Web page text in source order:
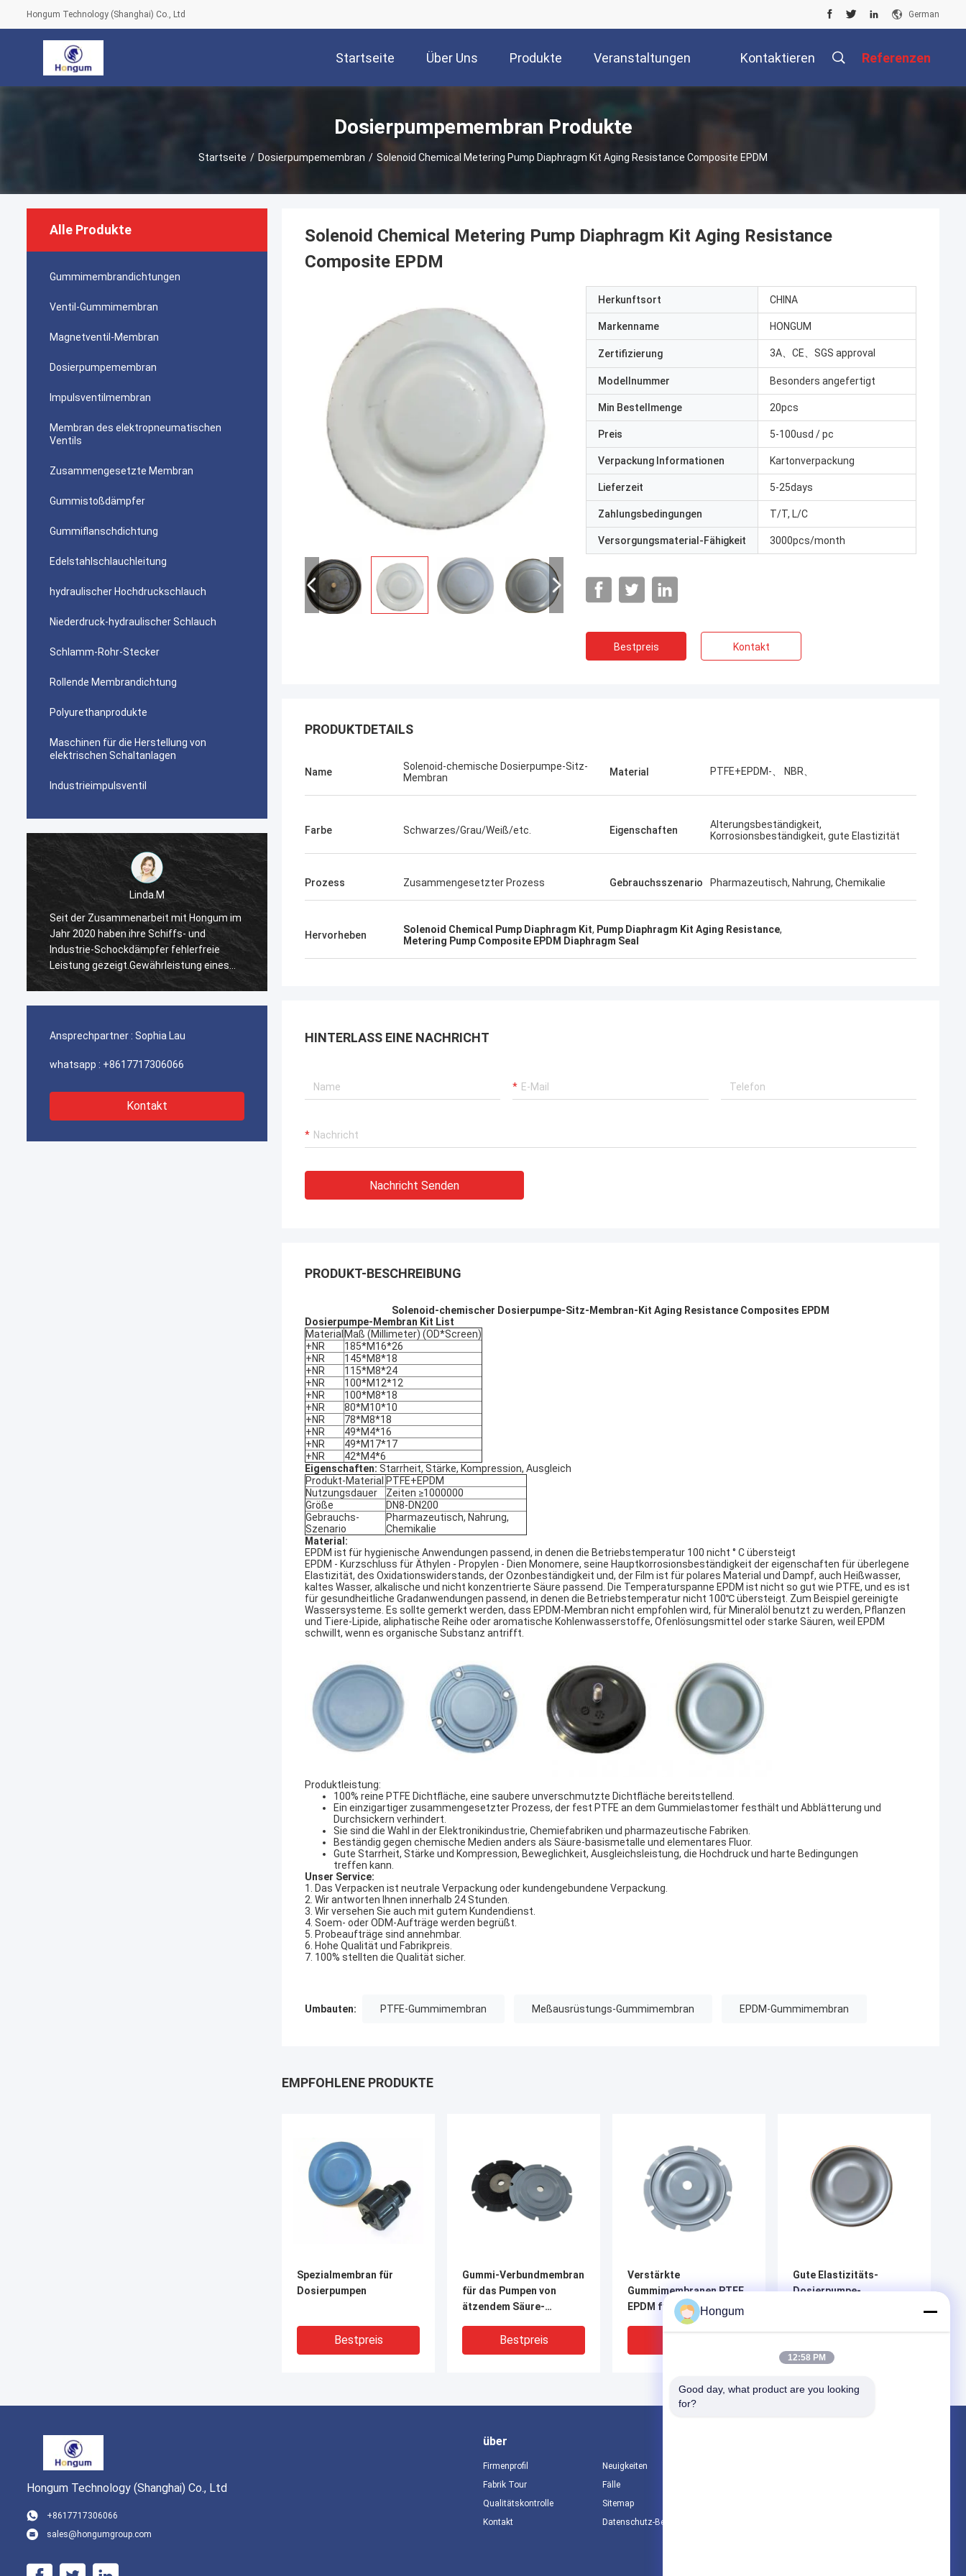
Hongum Technology (Shanghai) Co., Ltd German
Startseite Über Uns Produkte Veranstaltungen Kontaktieren Referenzen
Dosierpumpemembran Produkte
Startseite / Dosierpumpemembran / Solenoid Chemical Metering Pump Diaphragm Kit Aging Resistance Composite EPDM
Alle Produkte
Gummimembrandichtungen
Ventil-Gummimembran
Magnetventil-Membran
Dosierpumpemembran
Impulsventilmembran
Membran des elektropneumatischen
Ventils
Zusammengesetzte Membran
Gummistoßdämpfer
Gummiflanschdichtung
Edelstahlschlauchleitung
hydraulischer Hochdruckschlauch
Niederdruck-hydraulischer Schlauch
Schlamm-Rohr-Stecker
Rollende Membrandichtung
Polyurethanprodukte
Maschinen für die Herstellung von
elektrischen Schaltanlagen
Industrieimpulsventil
Linda.M
Seit der Zusammenarbeit mit Hongum im
Jahr 2020 haben ihre Schiffs- und
Industrie-Schockdämpfer fehlerfreie
Leistung gezeigt.Gewährleistung eines
ununterbrochenen Betriebs unserer
Jahr 2020 haben ihre Schiffs- und
Industrie-Schockdämpfer fehlerfreie
Ansprechpartner : Sophia Lau
whatsapp : +8617717306066
Kontakt
Solenoid Chemical Metering Pump Diaphragm Kit Aging Resistance
Composite EPDM
Herkunftsort CHINA
Markenname HONGUM
Zertifizierung 3A、CE、SGS approval
Modellnummer Besonders angefertigt
Min Bestellmenge 20pcs
Preis 5-100usd / pc
Verpackung Informationen Kartonverpackung
Lieferzeit 5-25days
Zahlungsbedingungen T/T, L/C
Versorgungsmaterial-Fähigkeit 3000pcs/month
Bestpreis Kontakt
PRODUKTDETAILS
Name
Solenoid-chemische Dosierpumpe-Sitz-
Membran
Material PTFE+EPDM-、 NBR、
Farbe Schwarzes/Grau/Weiß/etc. Eigenschaften
Alterungsbeständigkeit,
Korrosionsbeständigkeit, gute Elastizität
Prozess Zusammengesetzter Prozess Gebrauchsszenario Pharmazeutisch, Nahrung, Chemikalie
Hervorheben Solenoid Chemical Pump Diaphragm Kit, Pump Diaphragm Kit Aging Resistance,
Metering Pump Composite EPDM Diaphragm Seal
HINTERLASS EINE NACHRICHT
Nachricht Senden
PRODUKT-BESCHREIBUNG
Solenoid-chemischer Dosierpumpe-Sitz-Membran-Kit Aging Resistance Composites EPDM
Dosierpumpe-Membran Kit List
Material Maß (Millimeter) (OD*Screen)
+NR
185*M16*26
+NR
145*M8*18
+NR
115*M8*24
+NR
100*M12*12
+NR
100*M8*18
+NR
80*M10*10
+NR
78*M8*18
+NR
49*M4*16
+NR
49*M17*17
+NR
42*M4*6
Eigenschaften: Starrheit, Stärke, Kompression, Ausgleich
Produkt-Material PTFE+EPDM
Nutzungsdauer
Zeiten ≥1000000
Größe
DN8-DN200
Gebrauchs-
Szenario
Pharmazeutisch, Nahrung,
Chemikalie
Material:
EPDM ist für hygienische Anwendungen passend, in denen die Betriebstemperatur 100 nicht ° C übersteigt
EPDM - Kurzschluss für Äthylen - Propylen - Dien Monomere, seine Hauptkorrosionsbeständigkeit der eigenschaften für überlegene
Elastizität, des Oxidationswiderstands, der Ozonbeständigkeit und, der Film ist für polares Material und Dampf, auch Heißwasser,
kaltes Wasser, alkalische und nicht konzentrierte Säure passend. Die Temperaturspanne EPDM ist nicht so gut wie PTFE, und es ist
für gesundheitliche Gradanwendungen passend, in denen die Betriebstemperatur nicht 100℃ übersteigt. Zum Beispiel gereinigte
Wassersysteme. Es sollte gemerkt werden, dass EPDM-Membran nicht empfohlen wird, für Mineralöl benutzt zu werden, Pflanzen
und Tiere-Lipide, aliphatische Reihe oder aromatische Kohlenwasserstoffe, Ofenlösungsmittel oder starke Säuren, weil EPDM
schwillt, wenn es organische Substanz antrifft.
Produktleistung:
100% reine PTFE Dichtfläche, eine saubere unverschmutzte Dichtfläche bereitstellend.
Ein einzigartiger zusammengesetzter Prozess, der fest PTFE an dem Gummielastomer festhält und Abblätterung und
Durchsickern verhindert.
Sie sind die Wahl in der Elektronikindustrie, Chemiefabriken und pharmazeutische Fabriken.
Beständig gegen chemische Medien anders als Säure-basismetalle und elementares Fluor.
Gute Starrheit, Stärke und Kompression, Beweglichkeit, Ausgleichsleistung, die Hochdruck und harte Bedingungen
treffen kann.
Unser Service:
1. Das Verpacken ist neutrale Verpackung oder kundengebundene Verpackung.
2. Wir antworten Ihnen innerhalb 24 Stunden.
3. Wir versehen Sie auch mit gutem Kundendienst.
4. Soem- oder ODM-Aufträge werden begrüßt.
5. Probeaufträge sind annehmbar.
6. Hohe Qualität und Fabrikpreis.
7. 100% stellten die Qualität sicher.
Umbauten: PTFE-Gummimembran Meßausrüstungs-Gummimembran EPDM-Gummimembran
EMPFOHLENE PRODUKTE
Spezialmembran für
Dosierpumpen
Bestpreis
Gummi-Verbundmembran
für das Pumpen von
ätzendem Säure-
Bestpreis
Verstärkte
Gummimembranen PTFE
EPDM für Meßausrüstung
Gute Elastizitäts-
Dosierpumpe-
Membrankorrosionsbeständigkeit
Hongum Technology (Shanghai) Co., Ltd
+8617717306066
sales@hongumgroup.com
über
Firmenprofil
Fabrik Tour
Qualitätskontrolle
Kontakt
Neuigkeiten
Fälle
Sitemap
Datenschutz-Bestimmungen
Hongum
12:58 PM
Good day, what product are you looking
for?